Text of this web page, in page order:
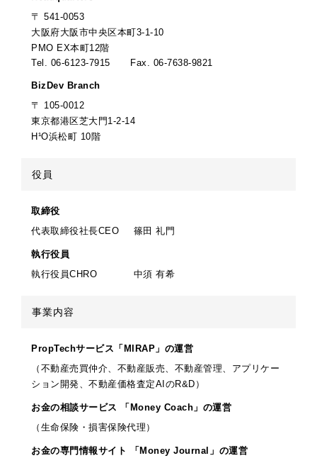
〒 541-0053
大阪府大阪市中央区本町3-1-10
PMO EX本町12階
Tel. 06-6123-7915
Fax. 06-7638-9821
BizDev Branch
〒 105-0012
東京都港区芝大門1-2-14
H¹O浜松町 10階
役員
取締役
代表取締役社長CEO
篠田 礼門
執行役員
執行役員CHRO
中須 有希
事業内容
PropTechサービス「MIRAP」の運営
（不動産売買仲介、不動産販売、不動産管理、アプリケー
ション開発、不動産価格査定AIのR&D）
お金の相談サービス
「Money Coach」の運営
（生命保険・損害保険代理）
お金の専門情報サイト
「Money Journal」の運営